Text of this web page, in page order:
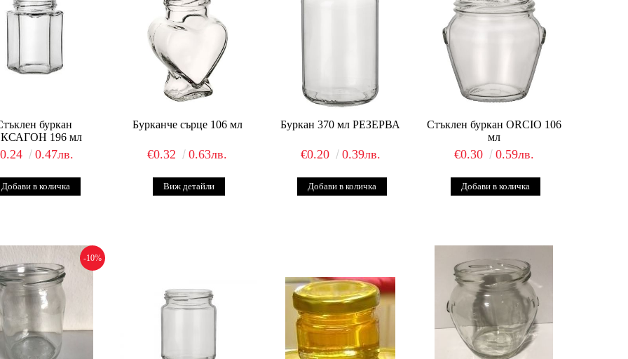
буркан
196 мл
0.47лв.
Бурканче сърце 106 мл
€0.32 0.63лв.
Виж детайли
Буркан 370 мл РЕЗЕРВА
€0.20 0.39лв.
Стъклен буркан ORCIO 106
мл
€0.30 0.59лв.
-10%